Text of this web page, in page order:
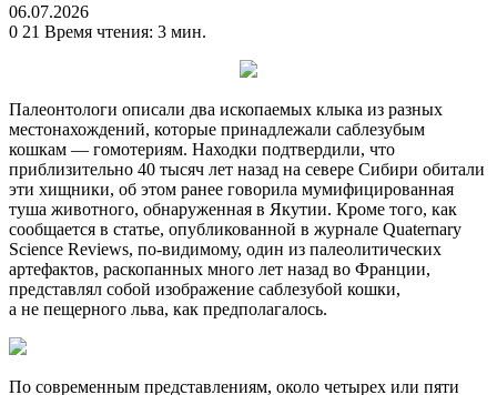
06.07.2026
0 21 Время чтения: 3 мин.
Палеонтологи описали два ископаемых клыка из разных
местонахождений, которые принадлежали саблезубым
кошкам — гомотериям. Находки подтвердили, что
приблизительно 40 тысяч лет назад на севере Сибири обитали
эти хищники, об этом ранее говорила мумифицированная
туша животного, обнаруженная в Якутии. Кроме того, как
сообщается в статье, опубликованной в журнале Quaternary
Science Reviews, по-видимому, один из палеолитических
артефактов, раскопанных много лет назад во Франции,
представлял собой изображение саблезубой кошки,
а не пещерного льва, как предполагалось.
По современным представлениям, около четырех или пяти